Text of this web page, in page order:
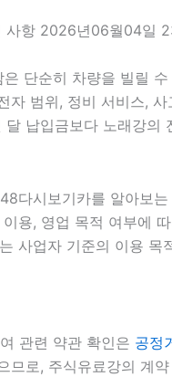
사항 2026년06월04일
단순히 차량을 빌릴
자 범위, 정비 서비스,
달 납입금보다 노래강
다시보기카를 알아보
용, 영업 목적 여부에
사업자 기준의 이용
관련 약관 확인은 공정
므로, 주식유료강의